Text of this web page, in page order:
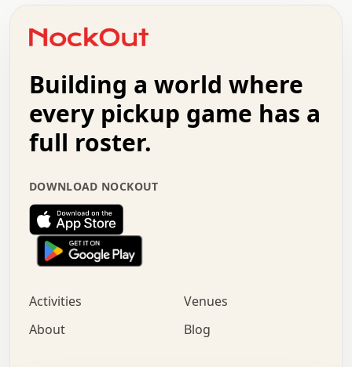
+   .   .   .   .   .   .   .   .   .   +   .   .
.   .   .   .   .   .   .   .   .   .   .   :   .
.   .   .   .   +   .   .   .   .   .   .   .   +
.   :   .   .   .   .   .   .   .   .   o   .   .
.   .   x   .   .   .   .   .   .   :   .   .   o
.   .   .   .   :   .   .   .   .   o   .   .   .
.   .   .   .   .   .   .   :   .   .   .   .   .
.   .   .   .   .   .   .   +   .   .   x   .   .
.   .   .   .   .   :   +   .   .   .   .   .   o
.   .   .   .   .   .   .   .   .   .   .   .   .
.   .   :   o   .   .   .   .   .   .   .   +   .
.   o   .   .   .   .   x   .   .   .   .   .   .
+   .   o   .   .   .   .   o   .   .   .   .
.   +   .   .   .   .   .   .   .   .   :   .   x
Building a world where
every pickup game has a
full roster.
DOWNLOAD NOCKOUT
Activities
Venues
About
Blog